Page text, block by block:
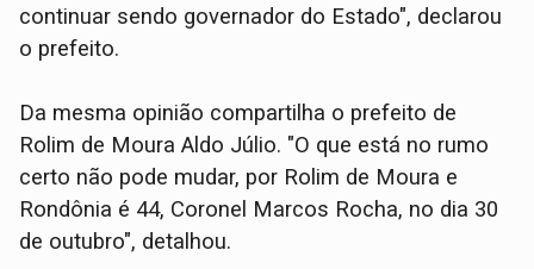
continuar sendo governador do Estado", declarou
o prefeito.
Da mesma opinião compartilha o prefeito de
Rolim de Moura Aldo Júlio. "O que está no rumo
certo não pode mudar, por Rolim de Moura e
Rondônia é 44, Coronel Marcos Rocha, no dia 30
de outubro", detalhou.